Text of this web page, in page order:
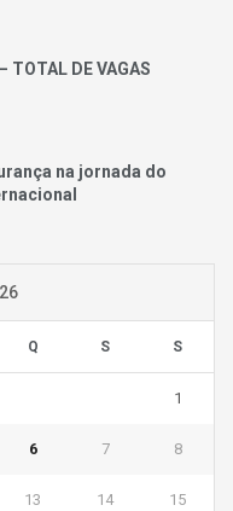
TOTAL DE VAGAS
na jornada do
Q S S
1
6 7 8
13 14 15